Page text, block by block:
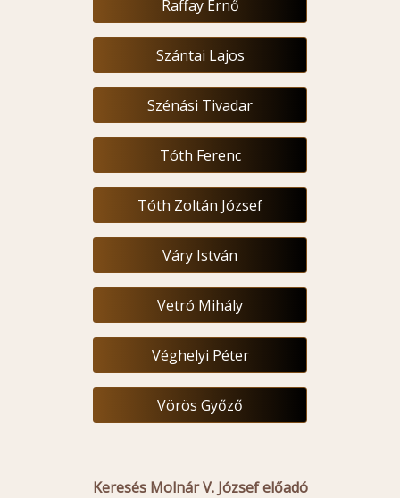
Raffay Ernő
Szántai Lajos
Szénási Tivadar
Tóth Ferenc
Tóth Zoltán József
Váry István
Vetró Mihály
Véghelyi Péter
Vörös Győző
Keresés Molnár V. József előadó